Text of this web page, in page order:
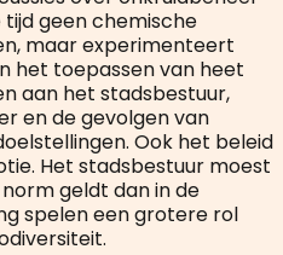
geen chemische
maar experimenteert
het toepassen van heet
aan het stadsbestuur,
en de gevolgen van
Ook het beleid
Het stadsbestuur moest
geldt dan in de
spelen een grotere rol